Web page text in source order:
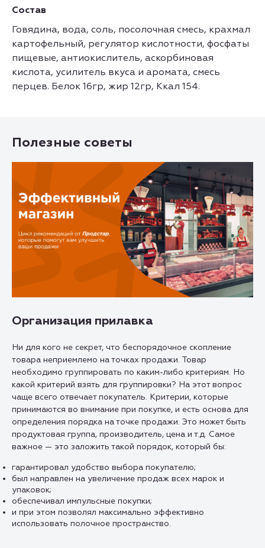
Состав
Говядина, вода, соль, посолочная смесь, крахмал
картофельный, регулятор кислотности, фосфаты
пищевые, антиокислитель, аскорбиновая
кислота, усилитель вкуса и аромата, смесь
перцев. Белок 16гр, жир 12гр, Ккал 154.
Полезные советы
Организация прилавка
Ни для кого не секрет, что беспорядочное скопление
товара неприемлемо на точках продажи. Товар
необходимо группировать по каким-либо критериям. Но
какой критерий взять для группировки? На этот вопрос
чаще всего отвечает покупатель. Критерии, которые
принимаются во внимание при покупке, и есть основа для
определения порядка на точке продажи. Это может быть
продуктовая группа, производитель, цена и т.д. Самое
важное — это заложить такой порядок, который бы:
гарантировал удобство выбора покупателю;
был направлен на увеличение продаж всех марок и
упаковок;
обеспечивал импульсные покупки;
и при этом позволял максимально эффективно
использовать полочное пространство.